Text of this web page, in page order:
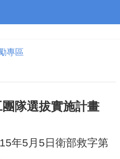
專區
隊選拔實施計畫
年5月5日衛部救字第